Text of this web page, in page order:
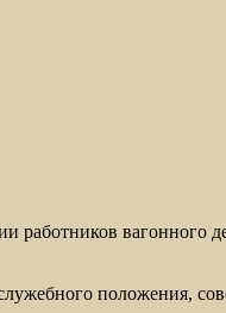
работников
положения,